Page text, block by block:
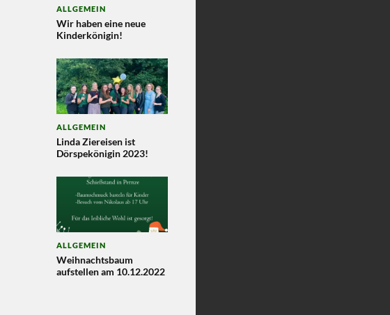
ALLGEMEIN
Wir haben eine neue
Kinderkönigin!
ALLGEMEIN
Linda Ziereisen ist
Dörspekönigin 2023!
ALLGEMEIN
Weihnachtsbaum
aufstellen am 10.12.2022